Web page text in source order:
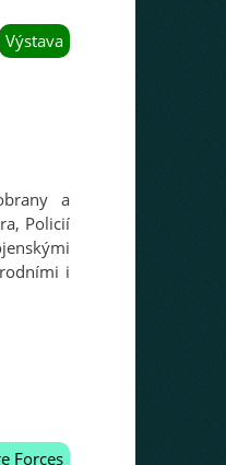
Výstava
a
Policií
i
Forces